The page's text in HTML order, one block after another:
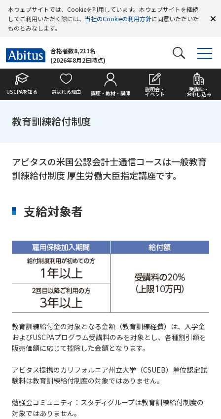
本ウェブサイトでは、Cookieを利用しています。本ウェブサイトを継続
してご利用いただく際には、 当社のCookieの利用方針に同意いただいた
ものとみなします。
合格者数8,211名
(2026年8月2日時点)
USCPAを知る 選ばれる理由 講座・教材・講師
説明会・
イベント
受講料・
お申し込み
教育訓練給付制度
アビタスの米国公認会計士通信コースは一般教育
訓練給付制度 厚生労働大臣指定講座です。
支給対象者
教育訓練給付金の対象となる金額（教育訓練経費）は、入学金
およびUSCPAプログラム受講料のみを対象とし、各種割引額を
販売価額に応じて控除した金額となります。
アビタス提携のカリフォルニア州立大学（CSUEB）単位認定試
験料は教育訓練給付制度の対象ではありません。
勉強会コミュニティ：スタディグループは教育訓練給付制度の
対象ではありません。